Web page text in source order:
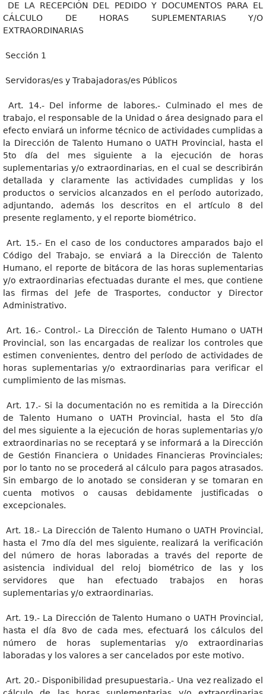
DE LA RECEPCIÓN DEL PEDIDO Y DOCUMENTOS PARA EL
CÁLCULO DE HORAS SUPLEMENTARIAS Y/O
EXTRAORDINARIAS
Sección 1
Servidoras/es y Trabajadoras/es Públicos
Art. 14.- Del informe de labores.- Culminado el mes de
trabajo, el responsable de la Unidad o área designado para el
efecto enviará un informe técnico de actividades cumplidas a
la Dirección de Talento Humano o UATH Provincial, hasta el
5to día del mes siguiente a la ejecución de horas
suplementarias y/o extraordinarias, en el cual se describirán
detallada y claramente las actividades cumplidas y los
productos o servicios alcanzados en el período autorizado,
adjuntando, además los descritos en el artículo 8 del
presente reglamento, y el reporte biométrico.
Art. 15.- En el caso de los conductores amparados bajo el
Código del Trabajo, se enviará a la Dirección de Talento
Humano, el reporte de bitácora de las horas suplementarias
y/o extraordinarias efectuadas durante el mes, que contiene
las firmas del Jefe de Trasportes, conductor y Director
Administrativo.
Art. 16.- Control.- La Dirección de Talento Humano o UATH
Provincial, son las encargadas de realizar los controles que
estimen convenientes, dentro del período de actividades de
horas suplementarias y/o extraordinarias para verificar el
cumplimiento de las mismas.
Art. 17.- Si la documentación no es remitida a la Dirección
de Talento Humano o UATH Provincial, hasta el 5to día
del mes siguiente a la ejecución de horas suplementarias y/o
extraordinarias no se receptará y se informará a la Dirección
de Gestión Financiera o Unidades Financieras Provinciales;
por lo tanto no se procederá al cálculo para pagos atrasados.
Sin embargo de lo anotado se consideran y se tomaran en
cuenta motivos o causas debidamente justificadas o
excepcionales.
Art. 18.- La Dirección de Talento Humano o UATH Provincial,
hasta el 7mo día del mes siguiente, realizará la verificación
del número de horas laboradas a través del reporte de
asistencia individual del reloj biométrico de las y los
servidores que han efectuado trabajos en horas
suplementarias y/o extraordinarias.
Art. 19.- La Dirección de Talento Humano o UATH Provincial,
hasta el día 8vo de cada mes, efectuará los cálculos del
número de horas suplementarias y/o extraordinarias
laboradas y los valores a ser cancelados por este motivo.
Art. 20.- Disponibilidad presupuestaria.- Una vez realizado el